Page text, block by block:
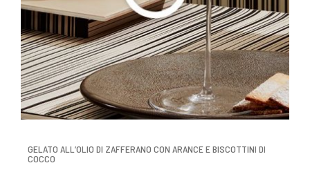
GELATO ALL’OLIO DI ZAFFERANO CON ARANCE E BISCOTTINI DI
COCCO